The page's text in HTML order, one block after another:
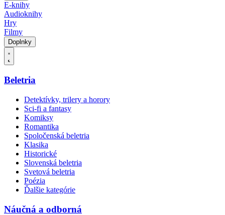
E-knihy
Audioknihy
Hry
Filmy
Doplnky
Beletria
Detektívky, trilery a horory
Sci-fi a fantasy
Komiksy
Romantika
Spoločenská beletria
Klasika
Historické
Slovenská beletria
Svetová beletria
Poézia
Ďalšie kategórie
Náučná a odborná